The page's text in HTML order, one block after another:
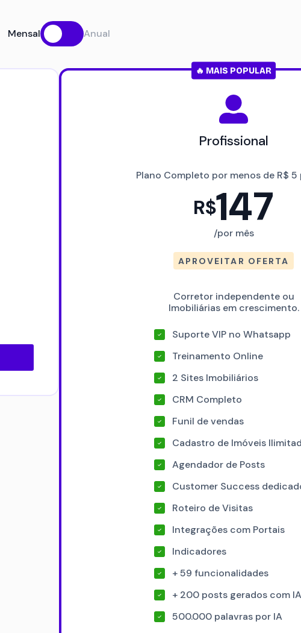
Mensal Anual
🔥 MAIS POPULAR
Profissional
Plano Completo por menos de R$ 5
R$147
/por mês
APROVEITAR OFERTA
Corretor independente ou
Imobiliárias em crescimento.
Suporte VIP no Whatsapp
Treinamento Online
2 Sites Imobiliários
CRM Completo
Funil de vendas
Cadastro de Imóveis
Agendador de Posts
Customer Success
Roteiro de Visitas
Integrações com Portais
Indicadores
+ 59 funcionalidades
+ 200 posts gerados com IA
500.000 palavras por IA